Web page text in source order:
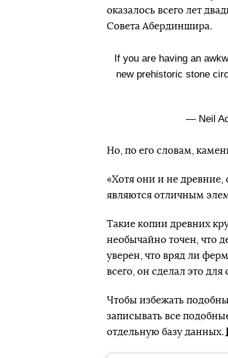
оказалось всего лет
Совета Абердиншира.
If you are having an
new prehistoric stone
— Neil
Но, по его словам,
«Хотя они и не древние,
являются отличным
Такие копии древних
необычайно точен, что
уверен, что вряд ли
всего, он сделал это для
Чтобы избежать
записывать все
отдельную базу данных.